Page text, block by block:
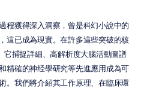
程獲得深入洞察，曾是科幻小說中的
這已成為現實。在許多這些突破的核
捕捉詳細、高解析度大腦活動圖譜
精確的神经學研究等先進應用成為可
。我們將介紹其工作原理、在臨床環